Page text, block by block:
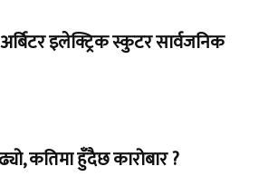
इलेक्ट्रिक स्कुटर सार्वजनिक
कतिमा हुँदैछ कारोबार ?